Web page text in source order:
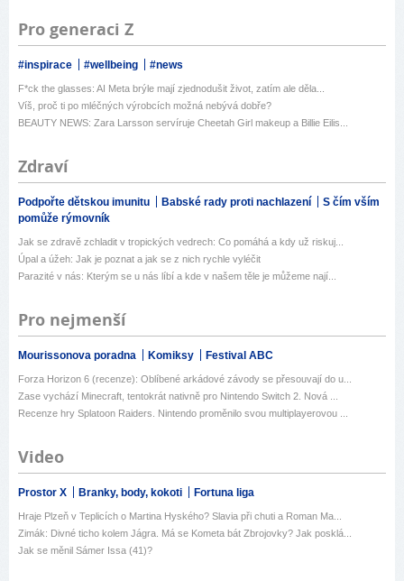
Pro generaci Z
#inspirace #wellbeing #news
F*ck the glasses: AI Meta brýle mají zjednodušit život, zatím ale děla...
Víš, proč ti po mléčných výrobcích možná nebývá dobře?
BEAUTY NEWS: Zara Larsson servíruje Cheetah Girl makeup a Billie Eilis...
Zdraví
Podpořte dětskou imunitu Babské rady proti nachlazení
S čím vším
pomůže rýmovník
Jak se zdravě zchladit v tropických vedrech: Co pomáhá a kdy už riskuj...
Úpal a úžeh: Jak je poznat a jak se z nich rychle vyléčit
Parazité v nás: Kterým se u nás líbí a kde v našem těle je můžeme nají...
Pro nejmenší
Mourissonova poradna Komiksy Festival ABC
Forza Horizon 6 (recenze): Oblíbené arkádové závody se přesouvají do u...
Zase vychází Minecraft, tentokrát nativně pro Nintendo Switch 2. Nová ...
Recenze hry Splatoon Raiders. Nintendo proměnilo svou multiplayerovou ...
Video
Prostor X Branky, body, kokoti Fortuna liga
Hraje Plzeň v Teplicích o Martina Hyského? Slavia při chuti a Roman Ma...
Zimák: Divné ticho kolem Jágra. Má se Kometa bát Zbrojovky? Jak posklá...
Jak se měnil Sámer Issa (41)?